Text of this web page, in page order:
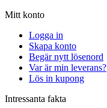
Mitt konto
Logga in
Skapa konto
Begär nytt lösenord
Var är min leverans?
Lös in kupong
Intressanta fakta